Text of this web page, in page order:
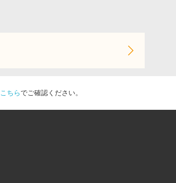
こちらでご確認ください。